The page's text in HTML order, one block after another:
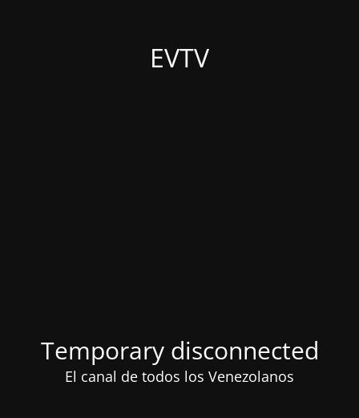
EVTV
Temporary disconnected
El canal de todos los Venezolanos